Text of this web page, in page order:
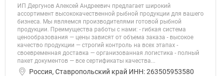
ИП Дергунов Алексей Андреевич предлагает широкий
ассортимент высококачественной рыбной продукции для вашего
бизнеса. Мы являемся производителями готовой рыбной
продукции. Преимущества работы с нами: - гибкая система
ценообразования — цены зависят от объема заказа - высокое
качество продукции — строгий контроль на всех этапах -
своевременная доставка — организованная логистика - полный
пакет документов — все сертификаты качества...
Россия, Ставропольский край ИНН: 263505953580